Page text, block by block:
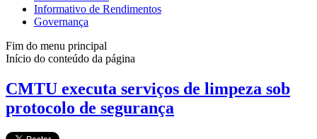
Informativo de Rendimentos
Governança
Fim do menu principal
Início do conteúdo da página
CMTU executa serviços de limpeza sob
protocolo de segurança